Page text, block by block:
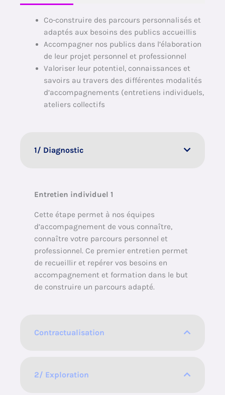
Co-construire des parcours personnalisés et
adaptés aux besoins des publics accueillis
Accompagner nos publics dans l’élaboration
de leur projet personnel et professionnel
Valoriser leur potentiel, connaissances et
savoirs au travers des différentes modalités
d’accompagnements (entretiens individuels,
ateliers collectifs
1/ Diagnostic
Entretien individuel 1
Cette étape permet à nos équipes
d’accompagnement de vous connaître,
connaître votre parcours personnel et
professionnel. Ce premier entretien permet
de recueillir et repérer vos besoins en
accompagnement et formation dans le but
de construire un parcours adapté.
Contractualisation
2/ Exploration